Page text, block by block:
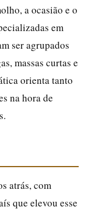
a ocasião e o
em
ser agrupados
massas curtas e
orienta tanto
na hora de
atrás, com
que elevou esse